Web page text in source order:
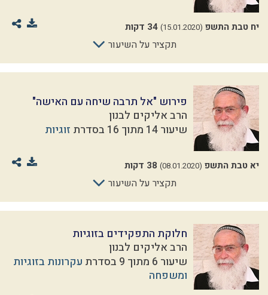
יח טבת התשפ (15.01.2020) 34 דקות
תקציר על השיעור
פירוש "אל תרבה שיחה עם האישה"
הרב אליקים לבנון
שיעור 14 מתוך 16 בסדרת
זוגיות
יא טבת התשפ (08.01.2020) 38 דקות
תקציר על השיעור
חלוקת התפקידים בזוגיות
הרב אליקים לבנון
שיעור 6 מתוך 9 בסדרת
עקרונות בזוגיות
ומשפחה